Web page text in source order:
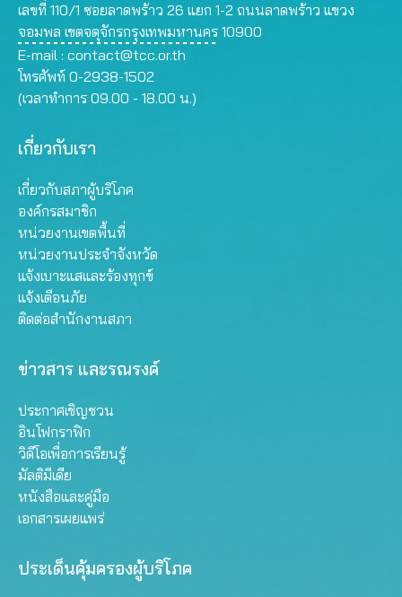
เลขที่ 110/1 ซอยลาดพร้าว 26 แยก 1-2 ถนนลาดพร้าว แขวง
จอมพล เขตจตุจักรกรุงเทพมหานคร 10900
E-mail : contact@tcc.or.th
โทรศัพท์ 0-2938-1502
(เวลาทำการ 09.00 - 18.00 น.)
เกี่ยวกับเรา
เกี่ยวกับสภาผู้บริโภค
องค์กรสมาชิก
หน่วยงานเขตพื้นที่
หน่วยงานประจำจังหวัด
แจ้งเบาะแสและร้องทุกข์
แจ้งเตือนภัย
ติดต่อสำนักงานสภา
ข่าวสาร และรณรงค์
ประกาศเชิญชวน
อินโฟกราฟิก
วิดีโอเพื่อการเรียนรู้
มัลติมีเดีย
หนังสือและคู่มือ
เอกสารเผยแพร่
ประเด็นคุ้มครองผู้บริโภค